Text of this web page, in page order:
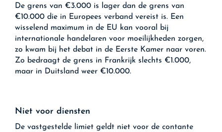
De grens van €3.000 is lager dan de grens van
€10.000 die in Europees verband vereist is. Een
wisselend maximum in de EU kan vooral bij
internationale handelaren voor moeilijkheden zorgen,
zo kwam bij het debat in de Eerste Kamer naar voren.
Zo bedraagt de grens in Frankrijk slechts €1.000,
maar in Duitsland weer €10.000.
Niet voor diensten
De vastgestelde limiet geldt niet voor de contante